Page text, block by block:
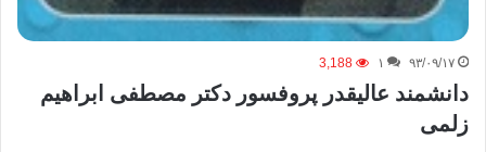
۹۳/۰۹/۱۷ ۱ 3,188
دانشمند عالیقدر پروفسور دکتر مصطفی ابراهیم
زلمی